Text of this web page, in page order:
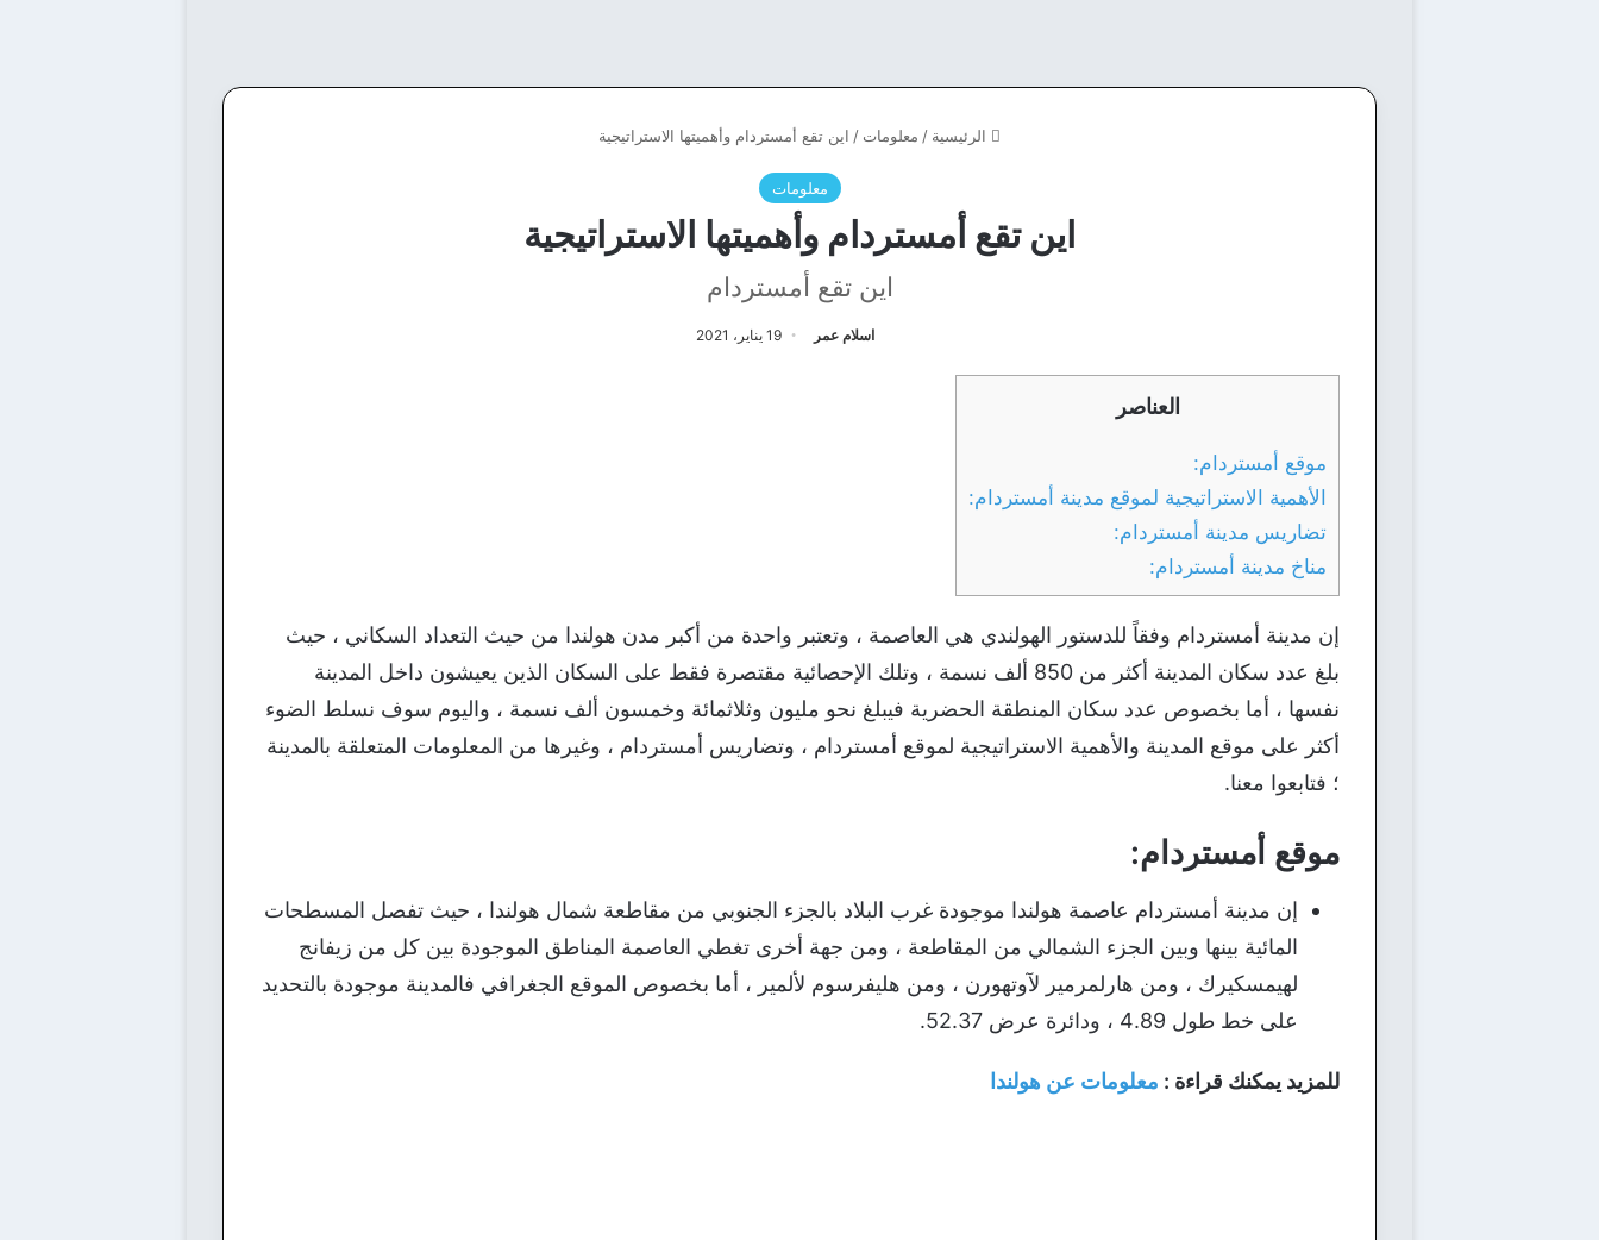
الرئيسية / معلومات / اين تقع أمستردام وأهميتها الاستراتيجية
معلومات
اين تقع أمستردام وأهميتها الاستراتيجية
اين تقع أمستردام
اسلام عمر 19 يناير، 2021
العناصر
موقع أمستردام:
الأهمية الاستراتيجية لموقع مدينة أمستردام:
تضاريس مدينة أمستردام:
مناخ مدينة أمستردام:
إن مدينة أمستردام وفقاً للدستور الهولندي هي العاصمة ، وتعتبر واحدة من أكبر مدن هولندا من حيث التعداد السكاني ، حيث
بلغ عدد سكان المدينة أكثر من 850 ألف نسمة ، وتلك الإحصائية مقتصرة فقط على السكان الذين يعيشون داخل المدينة
نفسها ، أما بخصوص عدد سكان المنطقة الحضرية فيبلغ نحو مليون وثلاثمائة وخمسون ألف نسمة ، واليوم سوف نسلط الضوء
أكثر على موقع المدينة والأهمية الاستراتيجية لموقع أمستردام ، وتضاريس أمستردام ، وغيرها من المعلومات المتعلقة بالمدينة
؛ فتابعوا معنا.
موقع أمستردام:
إن مدينة أمستردام عاصمة هولندا موجودة غرب البلاد بالجزء الجنوبي من مقاطعة شمال هولندا ، حيث تفصل المسطحات
المائية بينها وبين الجزء الشمالي من المقاطعة ، ومن جهة أخرى تغطي العاصمة المناطق الموجودة بين كل من زيفانج
لهيمسكيرك ، ومن هارلمرمير لآوتهورن ، ومن هليفرسوم لألمير ، أما بخصوص الموقع الجغرافي فالمدينة موجودة بالتحديد
على خط طول 4.89 ، ودائرة عرض 52.37.
للمزيد يمكنك قراءة : معلومات عن هولندا